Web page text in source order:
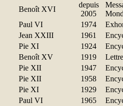
Benoît XVI
depuis
2005
Paul VI 1974
Jean XXIII 1961
Pie XI 1924
Benoît XV 1919
Pie XII 1947
Pie XII 1958
Pie XI 1929
Paul VI 1965